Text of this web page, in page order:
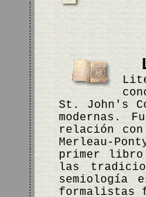
St. John's
modernas.
relación
Merleau-
primer
las
semiología
formalistas